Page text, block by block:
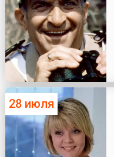
28 июля